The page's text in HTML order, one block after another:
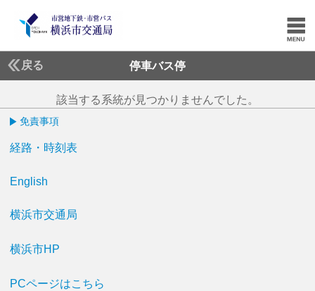
戻る 停車バス停
該当する系統が見つかりませんでした。
免責事項
経路・時刻表
English
横浜市交通局
横浜市HP
PCページはこちら